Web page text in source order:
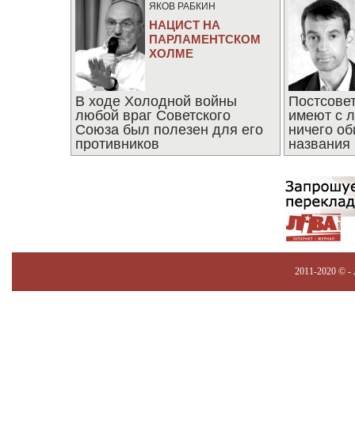
ЯКОВ РАБКИН
НАЦИСТ НА
ПАРЛАМЕНТСКОМ
ХОЛМЕ
В ходе Холодной войны
любой враг Советского
Союза был полезен для его
противников
имеют с
ничего
названия
2011-2020 © -